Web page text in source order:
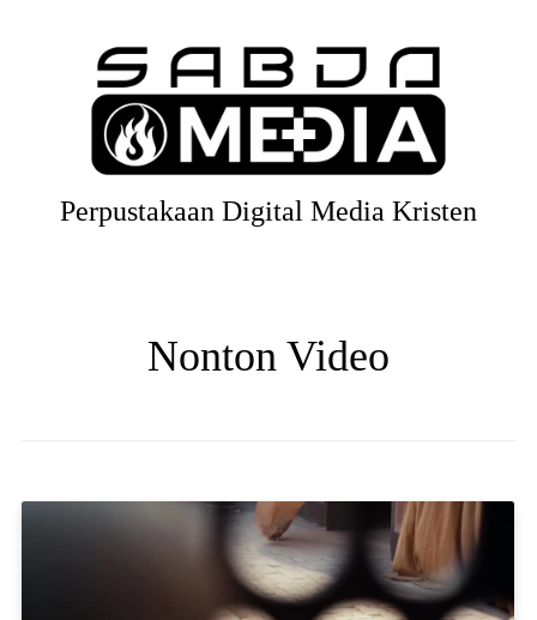
Perpustakaan Digital Media Kristen
Nonton Video